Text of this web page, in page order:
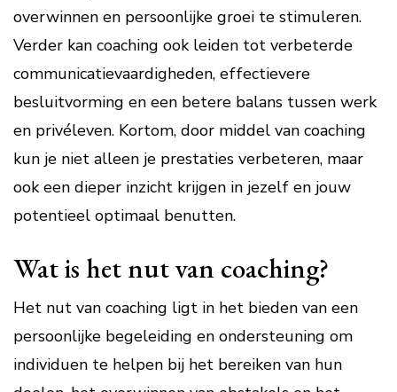
overwinnen en persoonlijke groei te stimuleren.
Verder kan coaching ook leiden tot verbeterde
communicatievaardigheden, effectievere
besluitvorming en een betere balans tussen werk
en privéleven. Kortom, door middel van coaching
kun je niet alleen je prestaties verbeteren, maar
ook een dieper inzicht krijgen in jezelf en jouw
potentieel optimaal benutten.
Wat is het nut van coaching?
Het nut van coaching ligt in het bieden van een
persoonlijke begeleiding en ondersteuning om
individuen te helpen bij het bereiken van hun